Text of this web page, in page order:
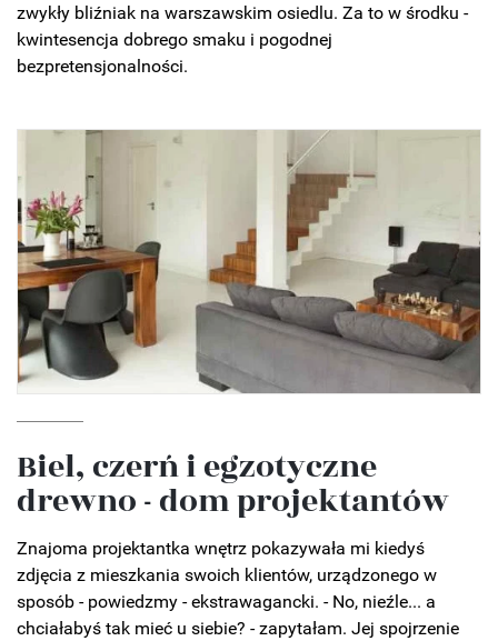
zwykły bliźniak na warszawskim osiedlu. Za to w środku -
kwintesencja dobrego smaku i pogodnej
bezpretensjonalności.
Biel, czerń i egzotyczne
drewno - dom projektantów
Znajoma projektantka wnętrz pokazywała mi kiedyś
zdjęcia z mieszkania swoich klientów, urządzonego w
sposób - powiedzmy - ekstrawagancki. - No, nieźle... a
chciałabyś tak mieć u siebie? - zapytałam. Jej spojrzenie